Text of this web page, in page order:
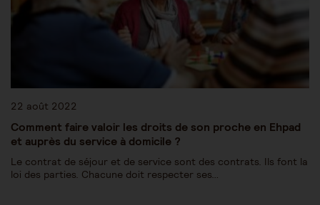
22 août 2022
Comment faire valoir les droits de son proche en Ehpad
et auprès du service à domicile ?
Le contrat de séjour et de service sont des contrats. Ils font la
loi des parties. Chacune doit respecter ses…